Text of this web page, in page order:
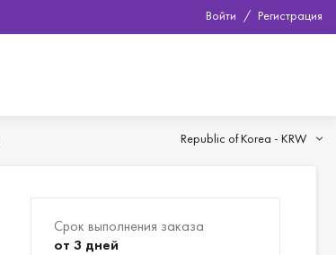
Войти / Регистрация
Republic of Korea - KRW
Срок выполнения заказа
от 3 дней